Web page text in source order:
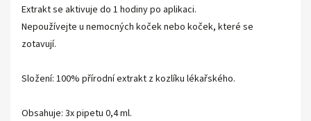
Extrakt se aktivuje do 1 hodiny po aplikaci.
Nepoužívejte u nemocných koček nebo koček, které se
zotavují.
Složení: 100% přírodní extrakt z kozlíku lékařského.
Obsahuje: 3x pipetu 0,4 ml.